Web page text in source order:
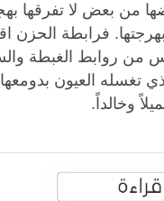
من بعض لا تفرقها
فرابطة الحزن
من روابط الغبطة
تغسله العيون
وخالداً.